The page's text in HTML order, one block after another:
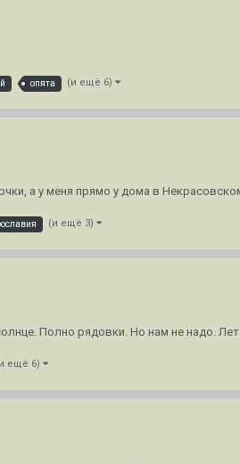
опята (и ещё 6)
а у меня прямо у дома в
(и ещё 3)
Полно рядовки. Но нам не надо.
ещё 6)